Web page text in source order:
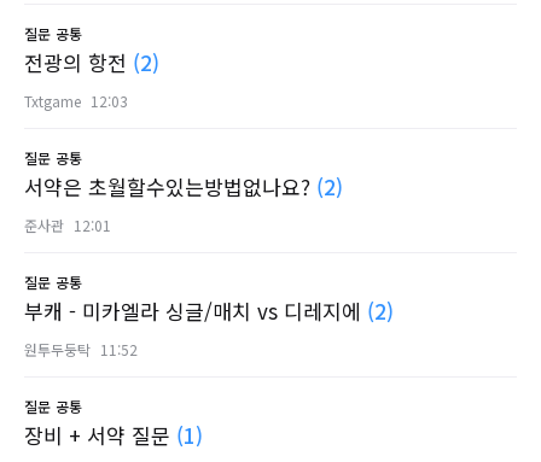
질문 공통
전광의 항전 (2)
Txtgame 12:03
질문 공통
서약은 초월할수있는방법없나요? (2)
준사관 12:01
질문 공통
부캐 - 미카엘라 싱글/매치 vs 디레지에 (2)
원투두둥탁 11:52
질문 공통
장비 + 서약 질문 (1)